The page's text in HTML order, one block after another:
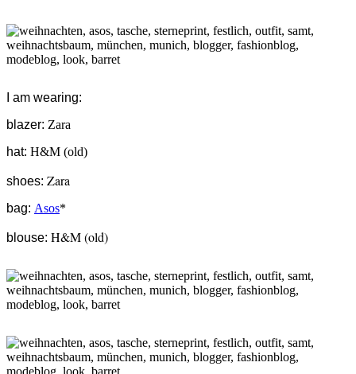
I am wearing:
blazer: Zara
hat: H&M (old)
shoes: Zara
bag: Asos*
blouse: H&M (old)